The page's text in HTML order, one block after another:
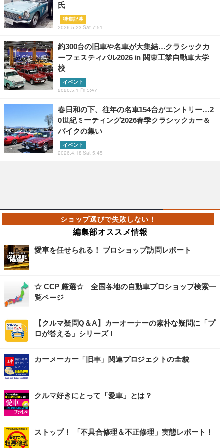
氏
特集記事
2026.5.23 Sat 7:51
約300台の旧車や名車が大集結…クラシックカ
ーフェスティバル2026 in 関東工業自動車大学
校
イベント
2026.5.1 Fri 5:47
春日和の下、往年の名車154台がエントリー…2
0世紀ミーティング2026春季クラシックカー＆
バイクの集い
イベント
2026.4.18 Sat 5:45
編集部オススメ情報
愛車を任せられる！ プロショップ訪問レポート
☆ CCP 厳選☆ 全国各地の自動車プロショップ検索一
覧ページ
【クルマ疑問Q＆A】カーオーナーの素朴な疑問に「プ
ロが答える」シリーズ！
カーメーカー「旧車」関連プロジェクトの全貌
クルマ好きにとって「愛車」とは？
ストップ！ 「不具合修理＆不正修理」実態レポート！